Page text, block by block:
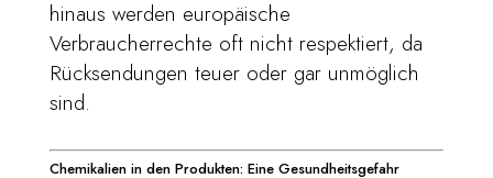
hinaus werden europäische
Verbraucherrechte oft nicht respektiert, da
Rücksendungen teuer oder gar unmöglich
sind.
Chemikalien in den Produkten: Eine Gesundheitsgefahr